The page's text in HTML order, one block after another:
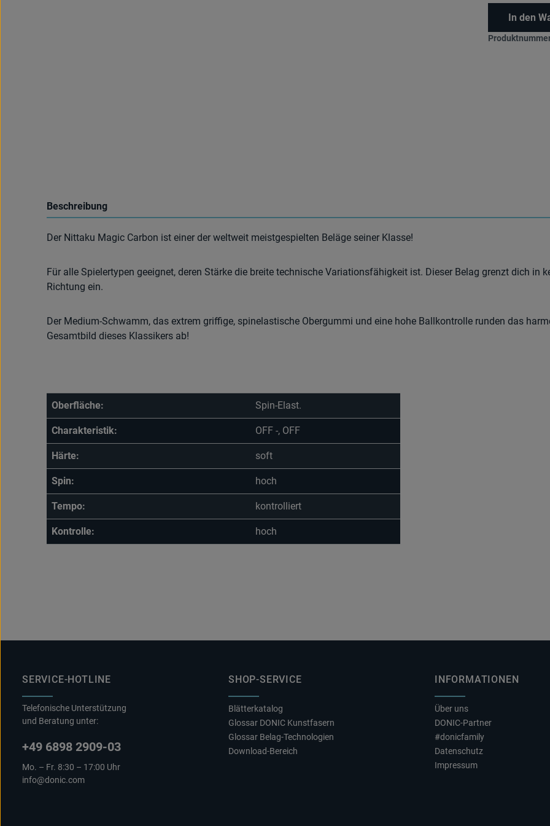
In den
Beschreibung
Der Nittaku Magic Carbon ist einer der weltweit meistgespielten Beläge seiner Klasse!
Für alle Spielertypen geeignet, deren Stärke die breite technische Variationsfähigkeit ist. Dieser Belag grenzt dich in
Richtung ein.
Der Medium-Schwamm, das extrem griffige, spinelastische Obergummi und eine hohe Ballkontrolle runden das
Gesamtbild dieses Klassikers ab!
Oberfläche: Spin-Elast.
Charakteristik: OFF -, OFF
Härte: soft
Spin: hoch
Tempo: kontrolliert
Kontrolle: hoch
SERVICE-HOTLINE
Telefonische Unterstützung
und Beratung unter:
+49 6898 2909-03
Mo. – Fr. 8:30 – 17:00 Uhr
info@donic.com
SHOP-SERVICE
Blätterkatalog
Glossar DONIC Kunstfasern
Glossar Belag-Technologien
Download-Bereich
INFORMATIONEN
Über uns
DONIC-Partner
#donicfamily
Datenschutz
Impressum